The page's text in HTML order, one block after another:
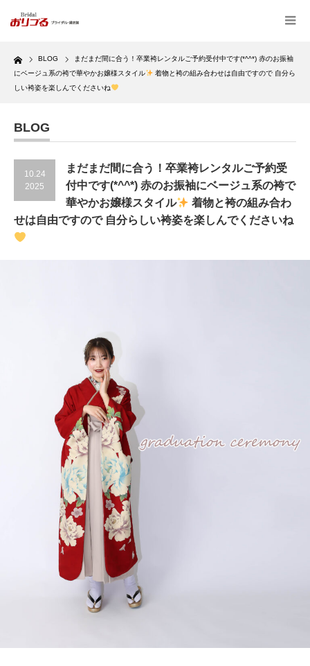
Home BLOG
まだまだ間に合う！卒業袴レンタルご予約受付中です(*^^*) 赤のお振袖
にベージュ系の袴で華やかお嬢様スタイル
着物と袴の組み合わせは自由ですので 自分ら
しい袴姿を楽しんでくださいね
BLOG
10.24
2025
まだまだ間に合う！卒業袴レンタルご予約受
付中です(*^^*) 赤のお振袖にベージュ系の袴で
華やかお嬢様スタイル
着物と袴の組み合わ
せは自由ですので 自分らしい袴姿を楽しんでくださいね